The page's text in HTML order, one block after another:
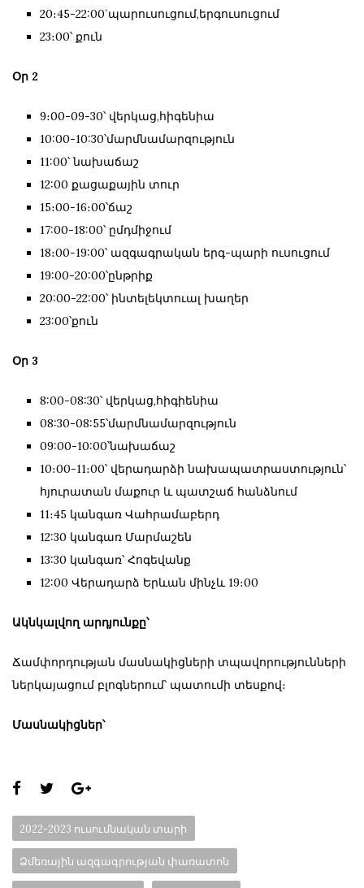
20։45-22:00`պարուսուցում,երգուսուցում
23։00՝ քուն
Օր 2
9։00-09-30՝ վերկաց,հիգենիա
10:00-10:30՝մարմնամարզություն
11:00՝ նախաճաշ
12:00 քացաքային տուր
15։00-16։00՝ճաշ
17:00-18:00՝ ըմդմիջում
18։00-19:00՝ ազգագրական երգ-պարի ուսուցում
19:00-20:00՝ընթրիք
20:00-22:00՝ ինտելեկտուալ խաղեր
23:00՝քուն
Օր 3
8:00-08:30՝ վերկաց,հիգիենիա
08:30-08:55՝մարմնամարզություն
09:00-10:00՝նախաճաշ
10։00-11։00՝ վերադարձի նախապատրաստություն՝
հյուրատան մաքուր և պատշաճ հանձնում
11։45 կանգառ Վահրամաբերդ
12:30 կանգառ Մարմաշեն
13:30 կանգառ՝ Հոգեվանք
12:00 Վերադարձ Երևան մինչև 19։00
Ակնկալվող արդյունքը՝
Ճամփորդության մասնակիցների տպավորությունների
ներկայացում բլոգներում՝ պատումի տեսքով։
Մասնակիցներ՝
Share
page:
Categories:
2022-2023 ուսումնական տարի
Ձմեռային ազգագրության փառատոն